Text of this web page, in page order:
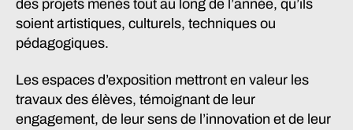
des projets menés tout au long de l’année, qu’ils
soient artistiques, culturels, techniques ou
pédagogiques.
Les espaces d’exposition mettront en valeur les
travaux des élèves, témoignant de leur
engagement, de leur sens de l’innovation et de leur